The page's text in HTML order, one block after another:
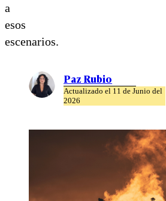
a
esos
escenarios.
Paz Rubio
Actualizado el 11 de Junio del
2026